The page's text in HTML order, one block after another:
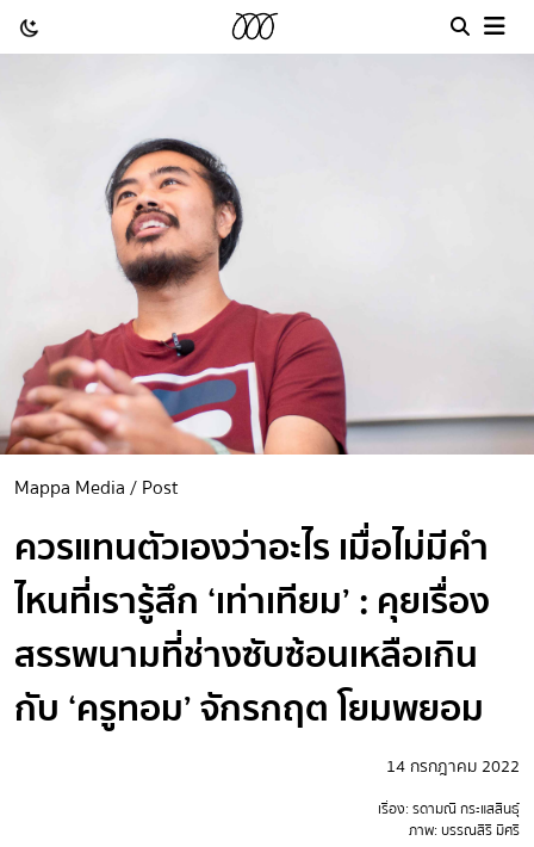
Mappa Media / Post
ควรแทนตัวเองว่าอะไร เมื่อไม่มีคำ
ไหนที่เรารู้สึก ‘เท่าเทียม’ : คุยเรื่อง
สรรพนามที่ช่างซับซ้อนเหลือเกิน
กับ ‘ครูทอม’ จักรกฤต โยมพยอม
14 กรกฎาคม 2022
เรื่อง: รดามณี กระแสสินธุ์
ภาพ: บรรณสิริ มีศรี